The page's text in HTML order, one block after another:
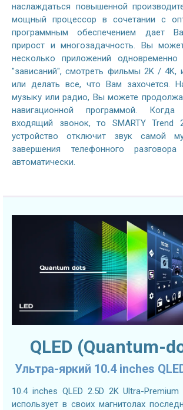
наслаждаться повышенной
мощный процессор в сочетании с
программным обеспечением дает
прирост и многозадачность. Вы
несколько приложений
"зависаний", смотреть фильмы 2K / 4K,
или делать все, что Вам захочется.
музыку или радио, Вы можете
навигационной программой.
входящий звонок, то SMARTY Trend
устройство отключит звук самой
завершения телефонного
автоматически.
QLED (Quantum-
Ультра-яркий 10.4 inches
10.4 inches QLED 2.5D 2K Ultra-
использует в своих магнитолах